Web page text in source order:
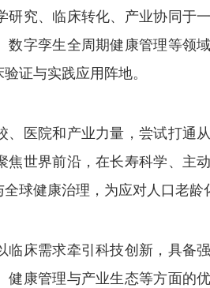
研究、临床转化、产业协同于
字孪生全周期健康管理等领
证与实践应用阵地。
医院和产业力量，尝试打通
世界前沿，在长寿科学、主
球健康治理，为应对人口老龄
床需求牵引科技创新，具备
健康管理与产业生态等方面的